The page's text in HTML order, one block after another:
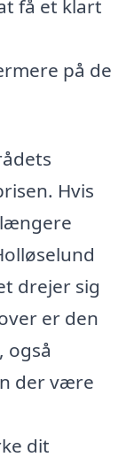
få et klart
på de
Hvis
drejer sig
er den
også
der være
dit